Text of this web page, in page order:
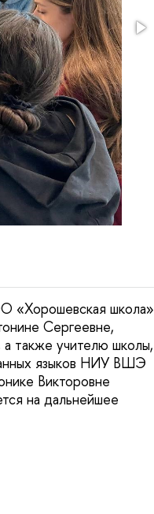
«Хорошевская школа»
Сергеевне,
также учителю школы,
языков НИУ ВШЭ
Викторовне
на дальнейшее